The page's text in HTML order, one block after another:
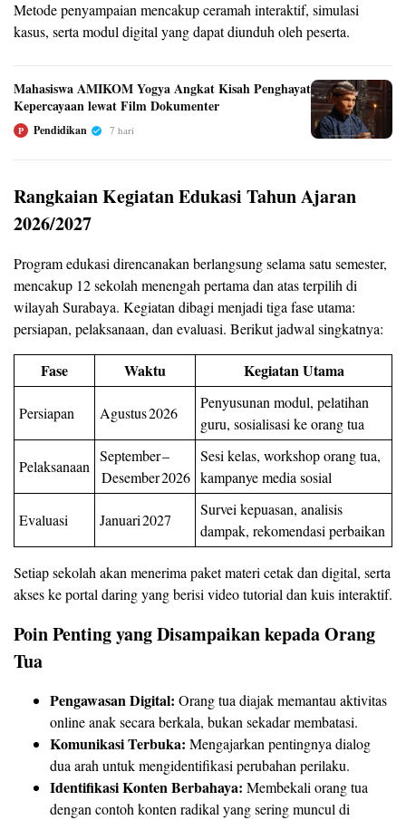
Metode penyampaian mencakup ceramah interaktif, simulasi
kasus, serta modul digital yang dapat diunduh oleh peserta.
Mahasiswa AMIKOM Yogya Angkat Kisah Penghayat
Kepercayaan lewat Film Dokumenter
P Pendidikan 7 hari
Rangkaian Kegiatan Edukasi Tahun Ajaran
2026/2027
Program edukasi direncanakan berlangsung selama satu semester,
mencakup 12 sekolah menengah pertama dan atas terpilih di
wilayah Surabaya. Kegiatan dibagi menjadi tiga fase utama:
persiapan, pelaksanaan, dan evaluasi. Berikut jadwal singkatnya:
Fase Waktu Kegiatan Utama
Persiapan Agustus 2026
Penyusunan modul, pelatihan
guru, sosialisasi ke orang tua
Pelaksanaan
September –
Desember 2026
Sesi kelas, workshop orang tua,
kampanye media sosial
Evaluasi Januari 2027
Survei kepuasan, analisis
dampak, rekomendasi perbaikan
Setiap sekolah akan menerima paket materi cetak dan digital, serta
akses ke portal daring yang berisi video tutorial dan kuis interaktif.
Poin Penting yang Disampaikan kepada Orang
Tua
Pengawasan Digital: Orang tua diajak memantau aktivitas
online anak secara berkala, bukan sekadar membatasi.
Komunikasi Terbuka: Mengajarkan pentingnya dialog
dua arah untuk mengidentifikasi perubahan perilaku.
Identifikasi Konten Berbahaya: Membekali orang tua
dengan contoh konten radikal yang sering muncul di